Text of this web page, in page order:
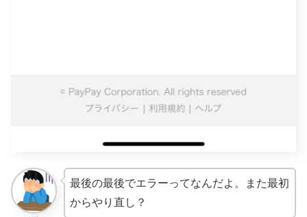
最後の最後でエラーってなんだよ。また最初
からやり直し？